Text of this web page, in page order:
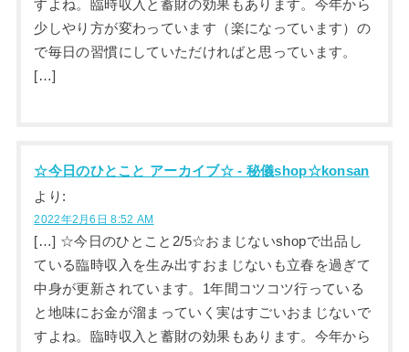
すよね。臨時収入と蓄財の効果もあります。今年から
少しやり方が変わっています（楽になっています）の
で毎日の習慣にしていただければと思っています。
[…]
☆今日のひとこと アーカイブ☆ - 秘儀shop☆konsan
より:
2022年2月6日 8:52 AM
[…] ☆今日のひとこと2/5☆おまじないshopで出品し
ている臨時収入を生み出すおまじないも立春を過ぎて
中身が更新されています。1年間コツコツ行っている
と地味にお金が溜まっていく実はすごいおまじないで
すよね。臨時収入と蓄財の効果もあります。今年から